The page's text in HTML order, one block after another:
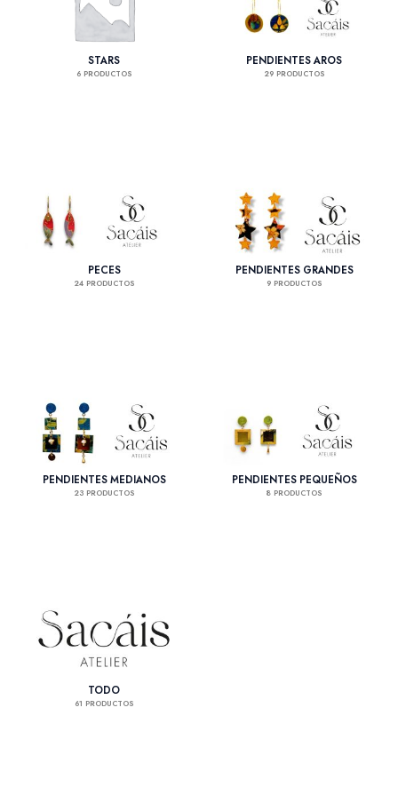
STARS
6 PRODUCTOS
PENDIENTES AROS
29 PRODUCTOS
PECES
24 PRODUCTOS
PENDIENTES GRANDES
9 PRODUCTOS
PENDIENTES MEDIANOS
23 PRODUCTOS
PENDIENTES PEQUEÑOS
8 PRODUCTOS
TODO
61 PRODUCTOS